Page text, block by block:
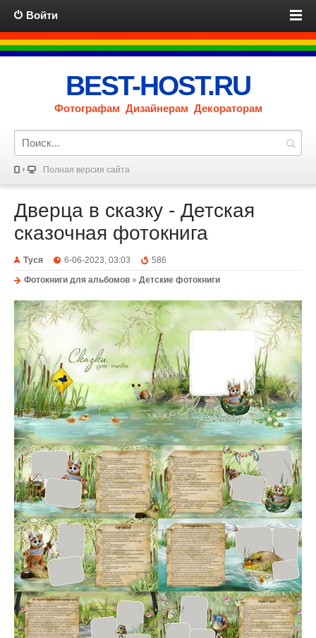
Войти
BEST-HOST.RU
Фотографам Дизайнерам Декораторам
Полная версия сайта
Дверца в сказку - Детская
сказочная фотокнига
Туся 6-06-2023, 03:03
586
Фотокниги для альбомов » Детские фотокниги